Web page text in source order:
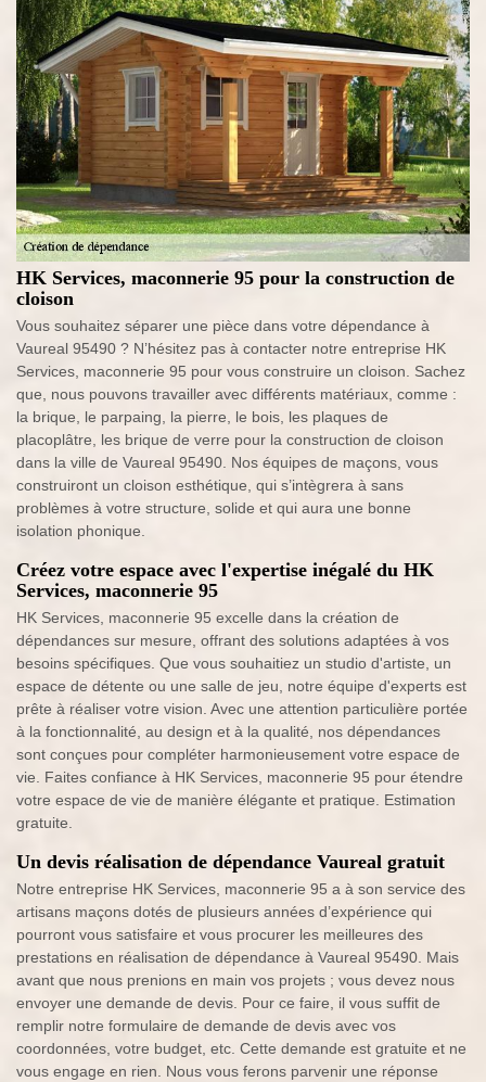
HK Services, maconnerie 95 pour la construction de
cloison
Vous souhaitez séparer une pièce dans votre dépendance à
Vaureal 95490 ? N’hésitez pas à contacter notre entreprise HK
Services, maconnerie 95 pour vous construire un cloison. Sachez
que, nous pouvons travailler avec différents matériaux, comme :
la brique, le parpaing, la pierre, le bois, les plaques de
placoplâtre, les brique de verre pour la construction de cloison
dans la ville de Vaureal 95490. Nos équipes de maçons, vous
construiront un cloison esthétique, qui s’intègrera à sans
problèmes à votre structure, solide et qui aura une bonne
isolation phonique.
Créez votre espace avec l'expertise inégalé du HK
Services, maconnerie 95
HK Services, maconnerie 95 excelle dans la création de
dépendances sur mesure, offrant des solutions adaptées à vos
besoins spécifiques. Que vous souhaitiez un studio d'artiste, un
espace de détente ou une salle de jeu, notre équipe d'experts est
prête à réaliser votre vision. Avec une attention particulière portée
à la fonctionnalité, au design et à la qualité, nos dépendances
sont conçues pour compléter harmonieusement votre espace de
vie. Faites confiance à HK Services, maconnerie 95 pour étendre
votre espace de vie de manière élégante et pratique. Estimation
gratuite.
Un devis réalisation de dépendance Vaureal gratuit
Notre entreprise HK Services, maconnerie 95 a à son service des
artisans maçons dotés de plusieurs années d’expérience qui
pourront vous satisfaire et vous procurer les meilleures des
prestations en réalisation de dépendance à Vaureal 95490. Mais
avant que nous prenions en main vos projets ; vous devez nous
envoyer une demande de devis. Pour ce faire, il vous suffit de
remplir notre formulaire de demande de devis avec vos
coordonnées, votre budget, etc. Cette demande est gratuite et ne
vous engage en rien. Nous vous ferons parvenir une réponse